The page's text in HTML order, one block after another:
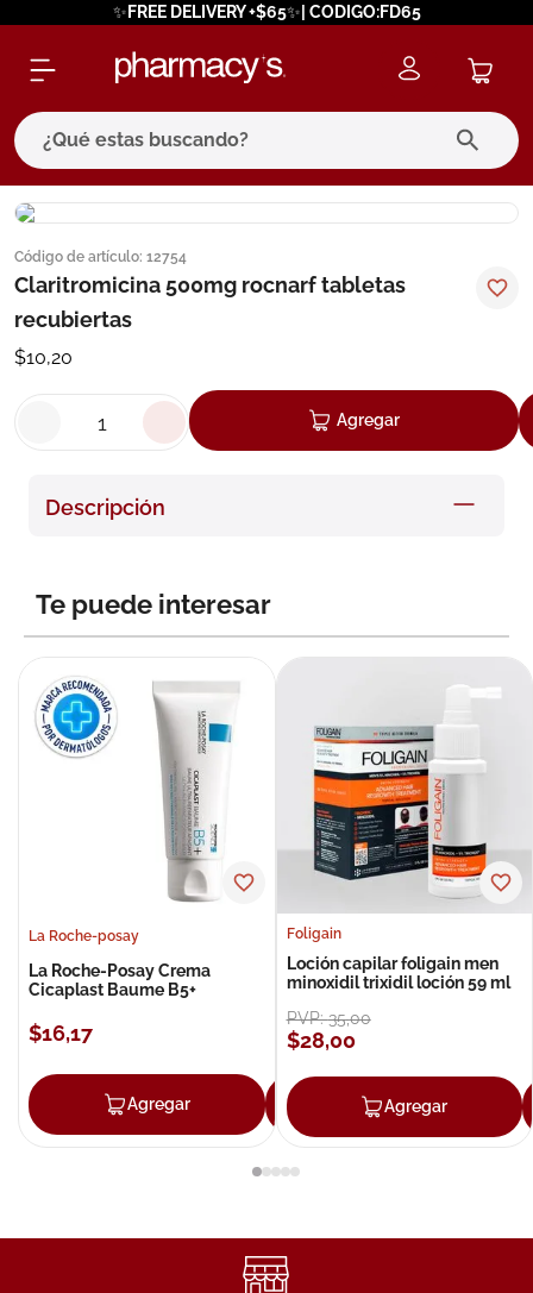
✨FREE DELIVERY +$65✨| CODIGO:FD65
¿Qué estas buscando?
Código de artículo: 12754
Claritromicina 500mg rocnarf tabletas
recubiertas
$10,20
Agregar
Descripción
Te puede interesar
La Roche-posay
La Roche-Posay Crema
Cicaplast Baume B5+
$16,17
Agregar Agregar
Foligain
Loción capilar foligain men
minoxidil trixidil loción 59 ml
PVP:35,00
$28,00
Agregar
términos más buscados
1. eucerin
cerave
7. megacistin
9 isdin
10.neumoflux